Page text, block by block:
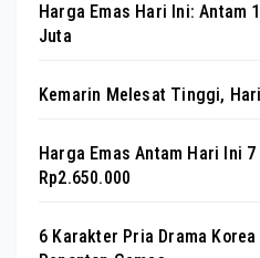
Harga Emas Hari Ini: Antam
Juta
Kemarin Melesat Tinggi,
Harga Emas Antam Hari Ini
Rp2.650.000
6 Karakter Pria Drama